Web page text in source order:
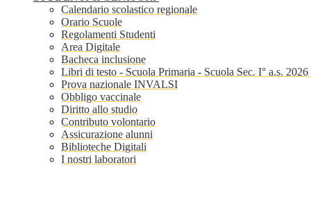
Calendario scolastico regionale
Orario Scuole
Regolamenti Studenti
Area Digitale
Bacheca inclusione
Libri di testo - Scuola Primaria - Scuola Sec. I° a.s. 2026
Prova nazionale INVALSI
Obbligo vaccinale
Diritto allo studio
Contributo volontario
Assicurazione alunni
Biblioteche Digitali
I nostri laboratori